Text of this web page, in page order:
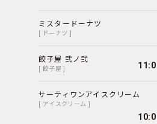
ミスタードーナツ
[ ドーナツ ]
餃子屋 弐ノ弐
[ 餃子屋 ]
サーティワンアイスクリーム
[ アイスクリーム ]